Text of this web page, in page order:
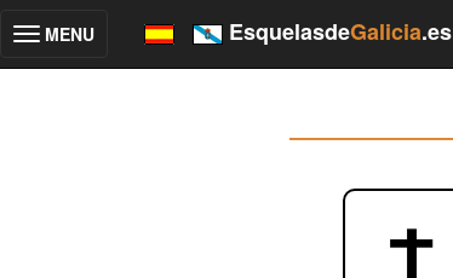
Toggle
MENU EsquelasdeGalicia.es